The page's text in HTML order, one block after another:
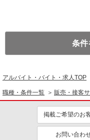
条件
アルバイト・バイト・求人TOP
職種・条件一覧 販売・接客
掲載ご希望のお
お問い合わ